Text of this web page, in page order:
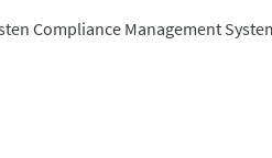
Compliance Management